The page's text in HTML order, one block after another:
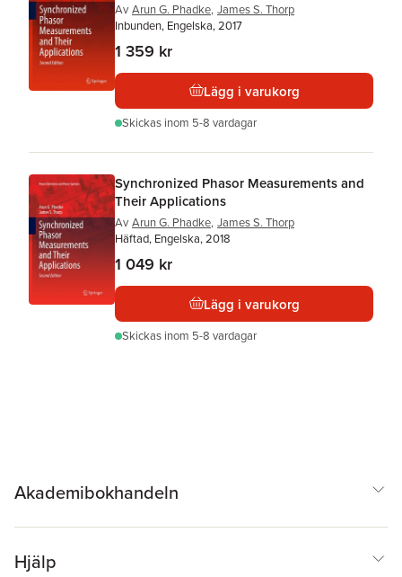
Av Arun G. Phadke, James S. Thorp
Inbunden, Engelska, 2017
1 359 kr
Lägg i varukorg
Skickas inom 5-8 vardagar
Synchronized Phasor Measurements and
Their Applications
Av Arun G. Phadke, James S. Thorp
Häftad, Engelska, 2018
1 049 kr
Lägg i varukorg
Skickas inom 5-8 vardagar
Akademibokhandeln
Hjälp